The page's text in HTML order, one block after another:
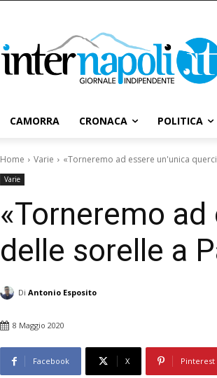
CAMORRA CRONACA POLITICA
Home Varie «Torneremo ad essere un'unica
Varie
«Torneremo ad
delle sorelle a
Di Antonio Esposito
8 Maggio 2020
Facebook X Pinterest